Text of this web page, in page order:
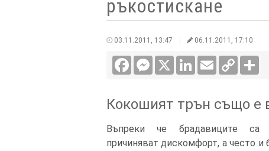
ръкостискане
03.11.2011, 13:47 06.11.2011, 17:10
FacebookMessenger LinkedInEmail
Copy
Link
Кокошият трън също е
Въпреки че брадавиците са
причиняват дискомфорт, а често и